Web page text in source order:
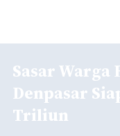
Sasar Warga
Denpasar
Triliun